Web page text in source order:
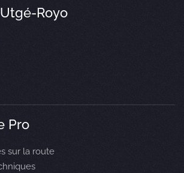
Royo
Pro
sur la route